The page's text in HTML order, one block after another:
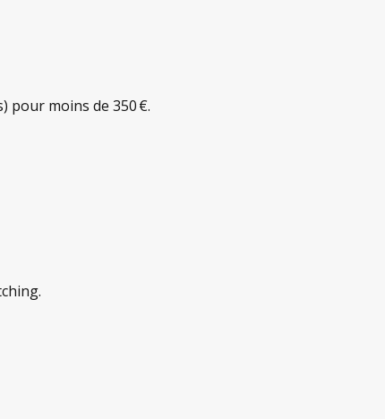
pour moins de 350 €.